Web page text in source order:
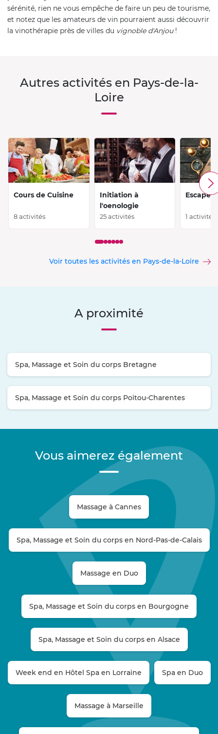
sérénité, rien ne vous empêche de faire un peu de tourisme,
et notez que les amateurs de vin pourraient aussi découvrir
la vinothérapie près de villes du vignoble d'Anjou!
Autres activités en Pays-de-la-
Loire
Cours de Cuisine
8 activités
Initiation à
l'oenologie
25 activités
Escape
1 activité
Voir toutes les activités en Pays-de-la-Loire
A proximité
Spa, Massage et Soin du corps Bretagne
Spa, Massage et Soin du corps Poitou-Charentes
Vous aimerez également
Massage à Cannes
Spa, Massage et Soin du corps en Nord-Pas-de-Calais
Massage en Duo
Spa, Massage et Soin du corps en Bourgogne
Spa, Massage et Soin du corps en Alsace
Week end en Hôtel Spa en Lorraine Spa en Duo
Massage à Marseille